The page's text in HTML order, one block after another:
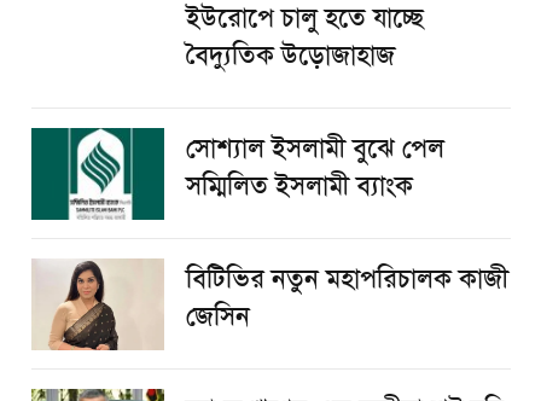
ইউরোপে চালু হতে যাচ্ছে
বৈদ্যুতিক উড়োজাহাজ
সোশ্যাল ইসলামী বুঝে পেল
সম্মিলিত ইসলামী ব্যাংক
বিটিভির নতুন মহাপরিচালক কাজী
জেসিন